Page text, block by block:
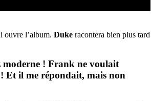
ouvre l’album. Duke racontera bien plus tard
! Frank ne voulait
Et il me répondait, mais non